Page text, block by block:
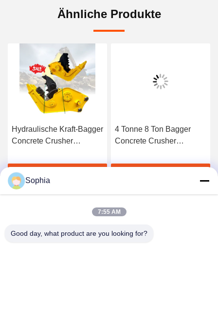
Ähnliche Produkte
Hydraulische Kraft-Bagger
Concrete Crusher
Erhalten Sie besten Preis
4 Tonne 8 Ton Bagger
Concrete Crusher
austauschbaren Zähnen
Sophia
7:55 AM
Good day, what product are you looking for?